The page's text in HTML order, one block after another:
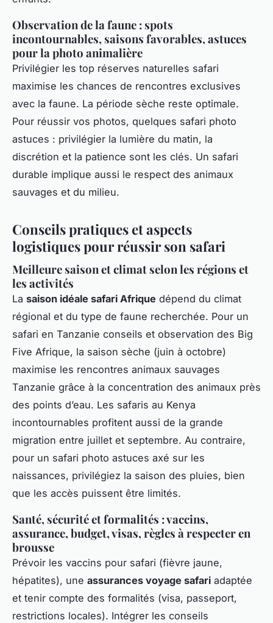
Observation de la faune : spots
incontournables, saisons favorables, astuces
pour la photo animalière
Privilégier les top réserves naturelles safari
maximise les chances de rencontres exclusives
avec la faune. La période sèche reste optimale.
Pour réussir vos photos, quelques safari photo
astuces : privilégier la lumière du matin, la
discrétion et la patience sont les clés. Un safari
durable implique aussi le respect des animaux
sauvages et du milieu.
Conseils pratiques et aspects
logistiques pour réussir son safari
Meilleure saison et climat selon les régions et
les activités
La saison idéale safari Afrique dépend du climat
régional et du type de faune recherchée. Pour un
safari en Tanzanie conseils et observation des Big
Five Afrique, la saison sèche (juin à octobre)
maximise les rencontres animaux sauvages
Tanzanie grâce à la concentration des animaux près
des points d’eau. Les safaris au Kenya
incontournables profitent aussi de la grande
migration entre juillet et septembre. Au contraire,
pour un safari photo astuces axé sur les
naissances, privilégiez la saison des pluies, bien
que les accès puissent être limités.
Santé, sécurité et formalités : vaccins,
assurance, budget, visas, règles à respecter en
brousse
Prévoir les vaccins pour safari (fièvre jaune,
hépatites), une assurances voyage safari adaptée
et tenir compte des formalités (visa, passeport,
restrictions locales). Intégrer les conseils